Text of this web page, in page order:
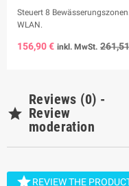
Steuert 8 Bewässerungszonen.
WLAN.
156,90 € inkl. MwSt.

Reviews (0) -
Review
moderation
REVIEW THE